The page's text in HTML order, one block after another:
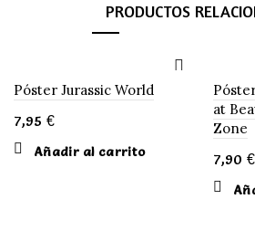
PRODUCTOS
Póster Jurassic World
7,95 €
Añadir al carrito
at
Zone
7,90 €